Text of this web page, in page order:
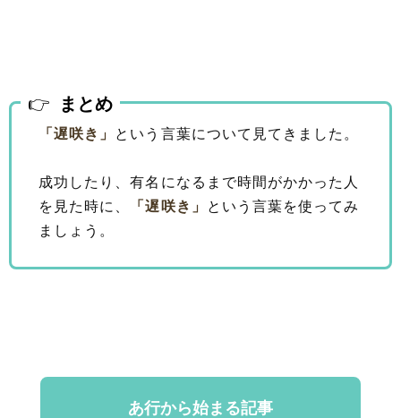
まとめ
「遅咲き」 という言葉について見てきました。
成功したり、有名になるまで時間がかかった人
を見た時に、
「遅咲き」
という言葉を使ってみ
ましょう。
あ行から始まる記事